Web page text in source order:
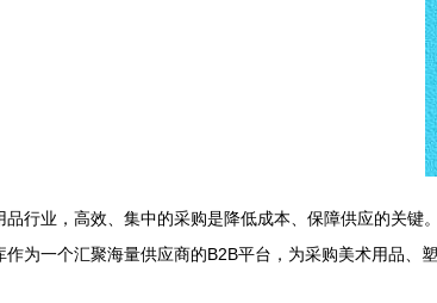
品行业，高效、集中的采购是降低成本、保障供应的关
作为一个汇聚海量供应商的B2B平台，为采购美术用品、